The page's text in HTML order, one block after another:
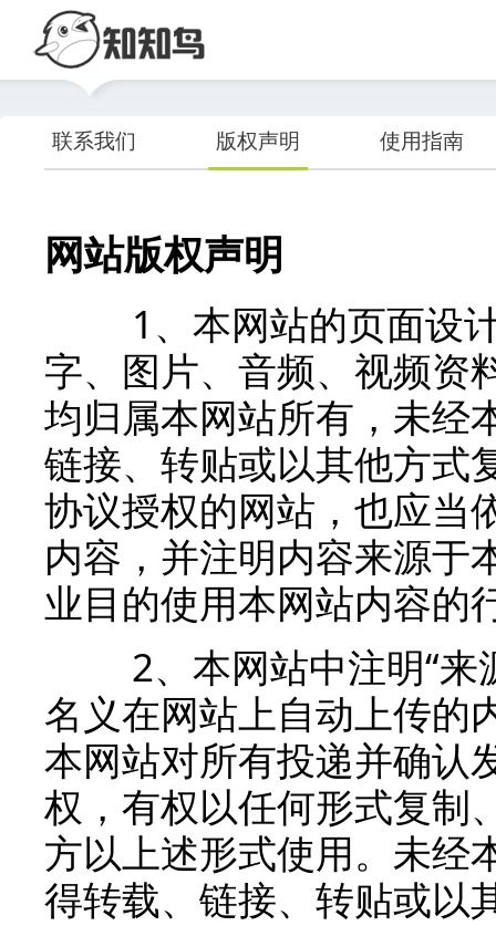
联系我们 版权声明 使用指南
网站版权声明
1、本网站的页面设计
字、图片、音频、视频资
均归属本网站所有，未经
链接、转贴或以其他方式
协议授权的网站，也应当
内容，并注明内容来源于
业目的使用本网站内容的
2、本网站中注明“来
名义在网站上自动上传的
本网站对所有投递并确认
权，有权以任何形式复制
方以上述形式使用。未经
得转载、链接、转贴或以